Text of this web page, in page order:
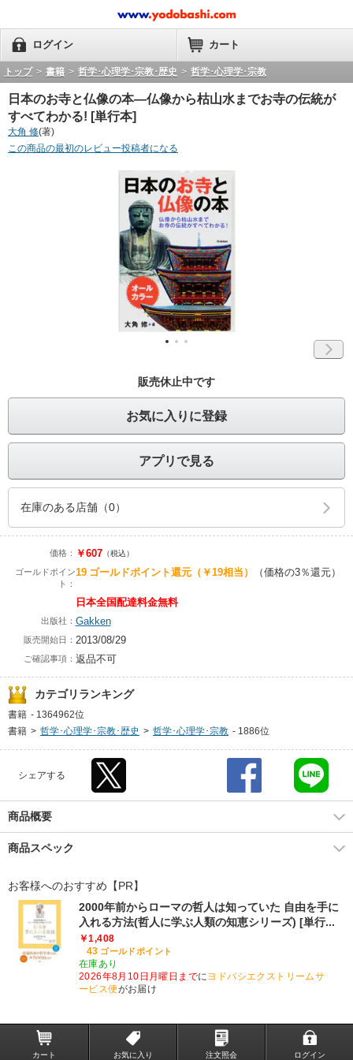
ログイン カート
トップ > 書籍 > 哲学･心理学･宗教･歴史 > 哲学･心理学･宗教
日本のお寺と仏像の本―仏像から枯山水までお寺の伝統が
すべてわかる! [単行本]
大角 修(著)
この商品の最初のレビュー投稿者になる
販売休止中です
お気に入りに登録
アプリで見る
在庫のある店舗（0）
価格： ￥607（税込）
ゴールドポイン
ト：
19 ゴールドポイント還元（￥19相当） （価格の3％還元）
日本全国配達料金無料
出版社： Gakken
販売開始日： 2013/08/29
ご確認事項： 返品不可
カテゴリランキング
書籍 - 1364962位
書籍 > 哲学･心理学･宗教･歴史 > 哲学･心理学･宗教 - 1886位
シェアする
商品概要
商品スペック
お客様へのおすすめ【PR】
2000年前からローマの哲人は知っていた 自由を手に
入れる方法(哲人に学ぶ人類の知恵シリーズ) [単行...
￥1,408
43 ゴールドポイント
在庫あり
2026年8月10日月曜日までにヨドバシエクストリームサ
ービス便がお届け
カート お気に入り 注文照会 ログイン